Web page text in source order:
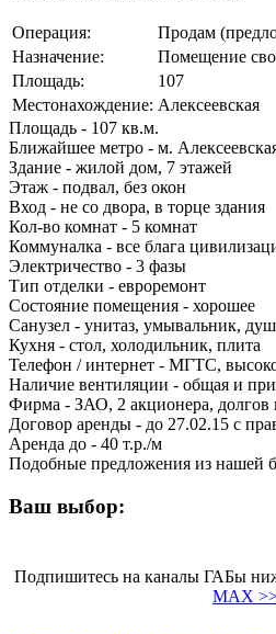
Операция:
Продам
Назначение:
Помещение
Площадь:
107
Местонахождение: Алексеевская
Площадь - 107 кв.м.
Ближайшее метро - м.
Здание - жилой дом, 7 этажей
Этаж - подвал, без окон
Вход - не со двора, в торце здания
Кол-во комнат - 5 комнат
Коммуналка - все блага
Электричество - 3 фазы
Тип отделки - евроремонт
Состояние помещения - хорошее
Санузел - унитаз, умывальник, душ
Кухня - стол, холодильник, плита
Телефон / интернет - МГТС,
Наличие вентиляции - общая и
Фирма - ЗАО, 2 акционера, долгов
Договор аренды - до 27.02.15 с
Аренда до - 40 т.р./м
Подобные предложения из нашей
Ваш выбор:
Подпишитесь на каналы ГАБы
MAX